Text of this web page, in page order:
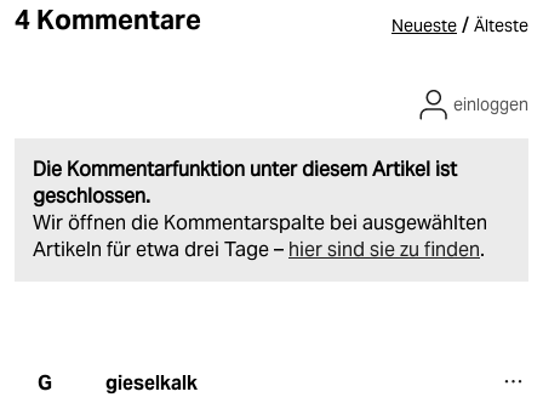
4 Kommentare Neueste / Älteste
Die Kommentarfunktion unter diesem Artikel ist
geschlossen.
Wir öffnen die Kommentarspalte bei ausgewählten
Artikeln für etwa drei Tage – hier sind sie zu finden.
einloggen
G gieselkalk